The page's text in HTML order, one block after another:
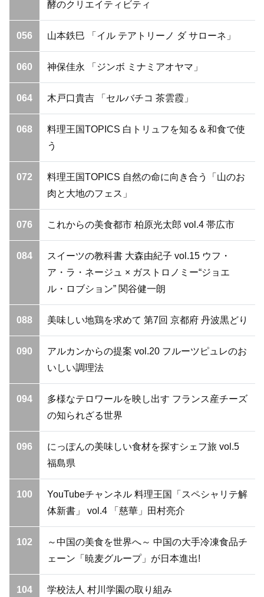
酵のクリエイティビティ
056 山本鉄巳 「イル テアトリーノ ダ サローネ」
060 神保佳永 「ジンボ ミナミアオヤマ」
064 木戸口貴吉 「セルバチコ 茶雲霞」
068
料理王国TOPICS 白トリュフを知る＆和食で使
う
072
料理王国TOPICS 自然の命に向き合う「山のお
肉と大地のフェス」
076 これからの美食都市 柏原光太郎 vol.4 帯広市
084
スイーツの教科書 大森由紀子 vol.15 ウフ・
ア・ラ・ネージュ × ガストロノミー“ジョエ
ル・ロブション” 関谷健一朗
088 美味しい地鶏を求めて 第7回 京都府 丹波黒どり
090
アルカンからの提案 vol.20 フルーツピュレのお
いしい調理法
094
多様なテロワールを映し出す フランス産チーズ
の知られざる世界
096
にっぽんの美味しい食材を探すシェフ旅 vol.5
福島県
100
YouTubeチャンネル 料理王国「スペシャリテ解
体新書」 vol.4 「慈華」田村亮介
102
～中国の美食を世界へ～ 中国の大手冷凍食品チ
ェーン「暁麦グループ」が日本進出!
104 学校法人 村川学園の取り組み